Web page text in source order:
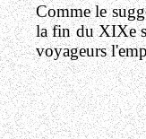
Comme le
la fin du XIXe
voyageurs